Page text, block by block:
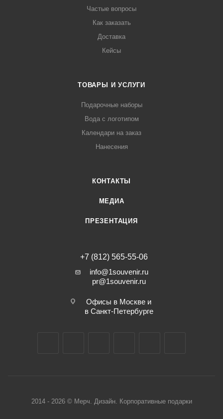
Частые вопросы
Как заказать
Доставка
Кейсы
ТОВАРЫ И УСЛУГИ
Подарочные наборы
Вода с логотипом
Календари на заказ
Нанесения
КОНТАКТЫ
МЕДИА
ПРЕЗЕНТАЦИЯ
+7 (812) 565-55-06
info@1souvenir.ru
pr@1souvenir.ru
Офисы в Москве и
в Санкт-Петербурге
2014 - 2026 © Мерч. Дизайн. Корпоративные подарки